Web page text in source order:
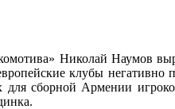
Николай Наумов
клубы негативно
сборной Армении